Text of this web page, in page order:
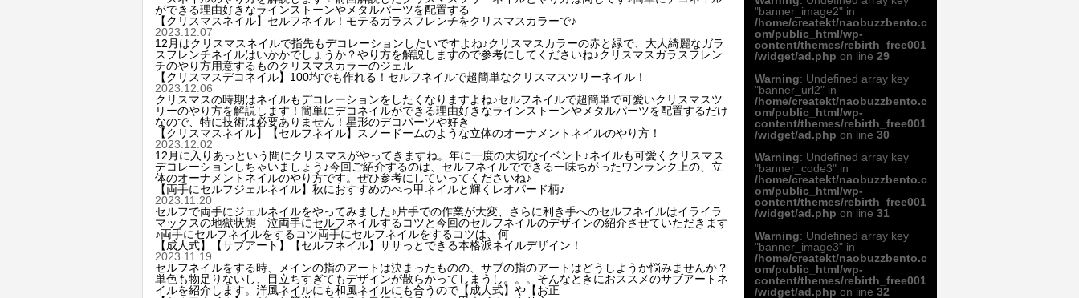
ができる理由好きなラインストーンやメタルパーツを配置する
【クリスマスネイル】セルフネイル！モテるガラスフレンチをクリスマスカラーで♪
2023.12.07
12月はクリスマスネイルで指先もデコレーションしたいですよね♪クリスマスカラーの赤と緑で、大人綺麗なガラ
スフレンチネイルはいかかでしょうか？やり方を解説しますので参考にしてくださいね♪クリスマスガラスフレン
チのやり方用意するものクリスマスカラーのジェル
【クリスマスデコネイル】100均でも作れる！セルフネイルで超簡単なクリスマスツリーネイル！
2023.12.06
クリスマスの時期はネイルもデコレーションをしたくなりますよね♪セルフネイルで超簡単で可愛いクリスマスツ
リーのやり方を解説します！簡単にデコネイルができる理由好きなラインストーンやメタルパーツを配置するだけ
なので、特に技術は必要ありません！星形のデコパーツや好き
【クリスマスネイル】【セルフネイル】スノードームのような立体のオーナメントネイルのやり方！
2023.12.02
12月に入りあっという間にクリスマスがやってきますね。年に一度の大切なイベント♪ネイルも可愛くクリスマス
デコレーションしちゃいましょう♪今回ご紹介するのは、セルフネイルでできる一味ちがったワンランク上の、立
体のオーナメントネイルのやり方です。ぜひ参考にしていってくださいね♪
【両手にセルフジェルネイル】秋におすすめのべっ甲ネイルと輝くレオパード柄♪
2023.11.20
セルフで両手にジェルネイルをやってみました♪片手での作業が大変、さらに利き手へのセルフネイルはイライラ
マックスの地獄状態 泣両手にセルフネイルするコツと今回のセルフネイルのデザインの紹介させていただきます
♪両手にセルフネイルをするコツ両手にセルフネイルをするコツは、何
【成人式】【サブアート】【セルフネイル】ササっとできる本格派ネイルデザイン！
2023.11.19
セルフネイルをする時、メインの指のアートは決まったものの、サブの指のアートはどうしようか悩みませんか？
単色も物足りないし、目立ちすぎてもデザインが散らかってしまうし。。。そんなときにおススメのサブアートネ
イルを紹介します。洋風ネイルにも和風ネイルにも合うので【成人式】や【お正
"banner_image2" in
/home/createkt/naobuzzbento.c
om/public_html/wp-
content/themes/rebirth_free001
/widget/ad.php on line 29
Warning: Undefined array key
"banner_url2" in
/home/createkt/naobuzzbento.c
om/public_html/wp-
content/themes/rebirth_free001
/widget/ad.php on line 30
Warning: Undefined array key
"banner_code3" in
/home/createkt/naobuzzbento.c
om/public_html/wp-
content/themes/rebirth_free001
/widget/ad.php on line 31
Warning: Undefined array key
"banner_image3" in
/home/createkt/naobuzzbento.c
om/public_html/wp-
content/themes/rebirth_free001
/widget/ad.php on line 32